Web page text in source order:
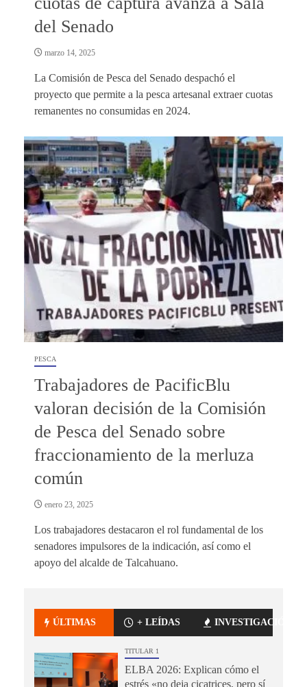
del Senado
marzo 14, 2025
La Comisión de Pesca del Senado despachó el
proyecto que permite a la pesca artesanal extraer cuotas
remanentes no consumidas en 2024.
PESCA
Trabajadores de PacificBlu
valoran decisión de la Comisión
de Pesca del Senado sobre
fraccionamiento de la merluza
común
enero 23, 2025
Los trabajadores destacaron el rol fundamental de los
senadores impulsores de la indicación, así como el
apoyo del alcalde de Talcahuano.
ÚLTIMAS + LEÍDAS INVESTIGACIÓN
TITULAR 1
ELBA 2026: Explican cómo el
estrés «no deja cicatrices, pero sí